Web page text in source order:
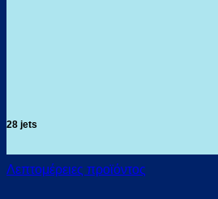
28 jets
Λεπτομέρειες προϊόντος